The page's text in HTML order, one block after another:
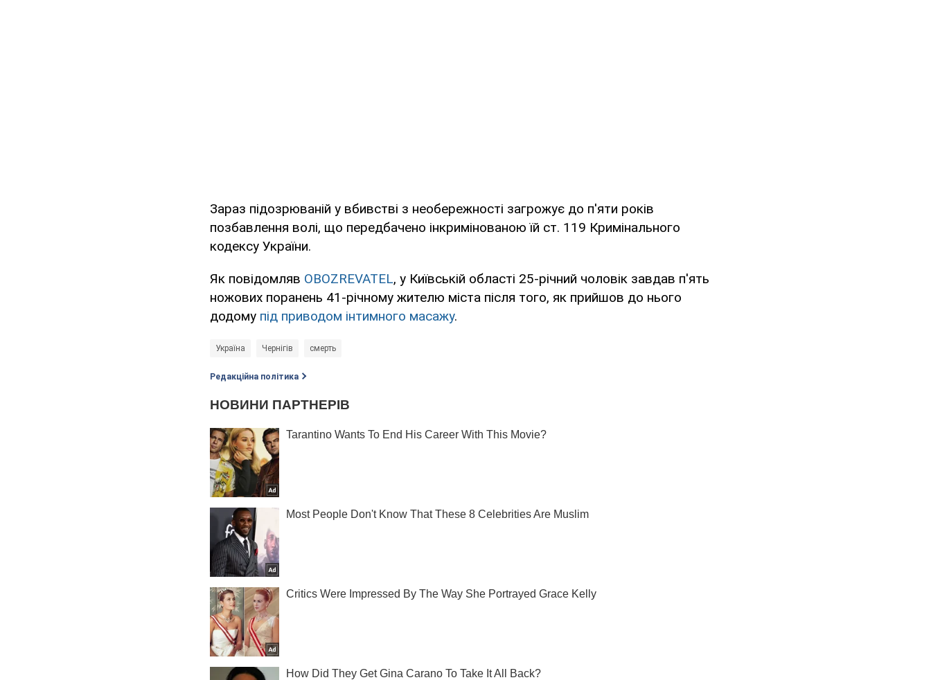
Зараз підозрюваній у вбивстві з необережності загрожує до п'яти років
позбавлення волі, що передбачено інкримінованою їй ст. 119 Кримінального
кодексу України.
Як повідомляв OBOZREVATEL, у Київській області 25-річний чоловік завдав п'ять
ножових поранень 41-річному жителю міста після того, як прийшов до нього
додому під приводом інтимного масажу.
Україна Чернігів смерть
Редакційна політика